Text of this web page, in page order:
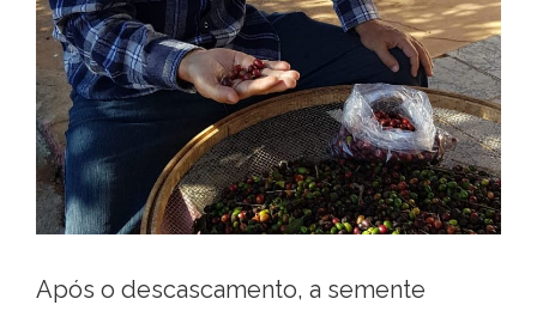
Após o descascamento, a semente